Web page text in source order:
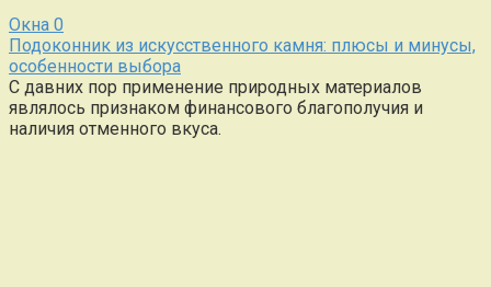
Окна 0
Подоконник из искусственного камня: плюсы и минусы,
особенности выбора
С давних пор применение природных материалов
являлось признаком финансового благополучия и
наличия отменного вкуса.